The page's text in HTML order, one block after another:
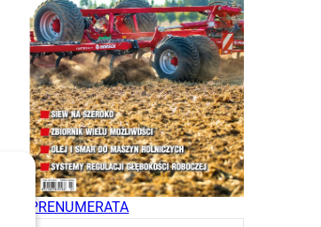
PRENUMERATA